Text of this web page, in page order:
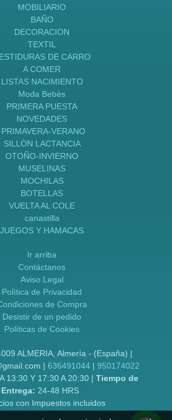
MOBILIARIO
BAÑO
DECORACION
TEXTIL
DE CARRO
A COMER
LISTAS NACIMIENTO
Moda Bebès
PRIMERA PUESTA
NOVEDADES
PRIMAVERA-VERANO
SILLÒN LACTANCIA
OTOÑO-INVIERNO
MUSELINAS
MOCHILAS
BOTELLAS
VUELTA AL COLE
canastilla
JUEGOS Y HAMACAS
Ir arriba
Contáctanos
Aviso Legal
Política de Privacidad
de Compra
Desistir de un pedido
Políticas de Cookies
ALMERIA, Almería - (España) |
| 636491044 | 950174022
13:30 Y 17:30 A 20:30 | Tiempo de
Entrega: 24-48 HRS
con Impuestos incluidos